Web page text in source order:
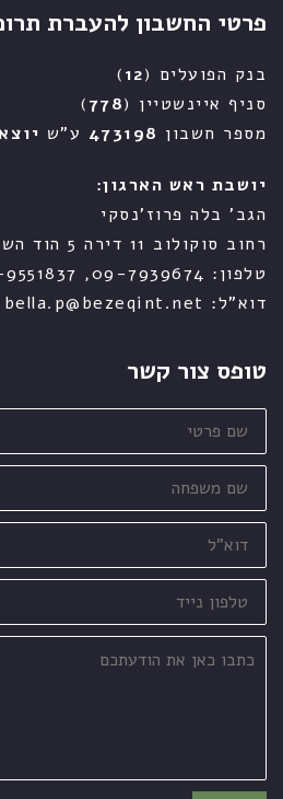
פרטי החשבון להעברת
בנק הפועלים (12
)
סניף איינשטיין (778
)
מספר חשבון 473198 ע"ש
יושבת ראש הארגון:
הגב' בלה פרוז'נסקי
רחוב סוקולוב 11 דירה 5 הוד השרון
טלפון: 09-7939674, 052-9551837
דוא"ל: bella.p@bezeqint.net
טופס צור קשר
שם
פרטי
שם
משפחה
דוא"ל
טלפון
נייד
כתבו
כאן